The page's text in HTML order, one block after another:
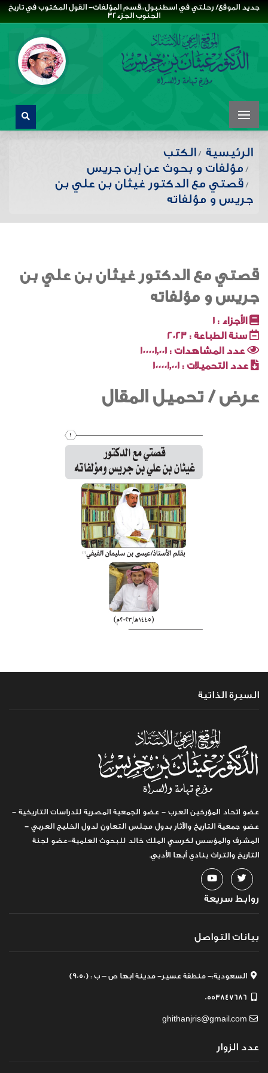
جديد الموقع/ رحلتي في اسطنبول،،قسم المؤلفات- القول المكتوب في تاريخ
الجنوب الجزء32
الرئيسية
الكتب
مؤلفات و بحوث عن إبن جريس
قصتي مع الدكتور غيثان بن علي بن
جريس و مؤلفاته
قصتي مع الدكتور غيثان بن علي بن
جريس و مؤلفاته
الأجزاء : 1
سنة الطباعة : 2023
عدد المشاهدات : 100001٬001
عدد التحميلات : 100001٬001
عرض / تحميل المقال
السيرة الذاتية
عضو اتحاد المؤرخين العرب - عضو الجمعية المصرية للدراسات التاريخية -
عضو جمعية التاريخ والآثار بدول مجلس التعاون لدول الخليج العربي -
المشرف والمؤسس لكرسي الملك خالد للبحوث العلمية-عضو لجنة
التاريخ والتراث بنادي أبها الأدبي.
روابط سريعة
بيانات التواصل
السعودية:- منطقة عسير- مدينة ابها ص – ب : (9050)
0553847686
ghithanjris@gmail.com
عدد الزوار